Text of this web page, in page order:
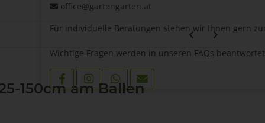
office@gartengarten.at
Für individuelle Beratungen stehen wir Ihnen gern
Wichtige Fragen werden in unseren FAQs
150cm am Ballen